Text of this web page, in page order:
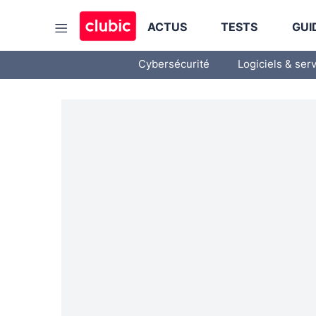
ACTUS TESTS
Cybersécurité Logiciels &